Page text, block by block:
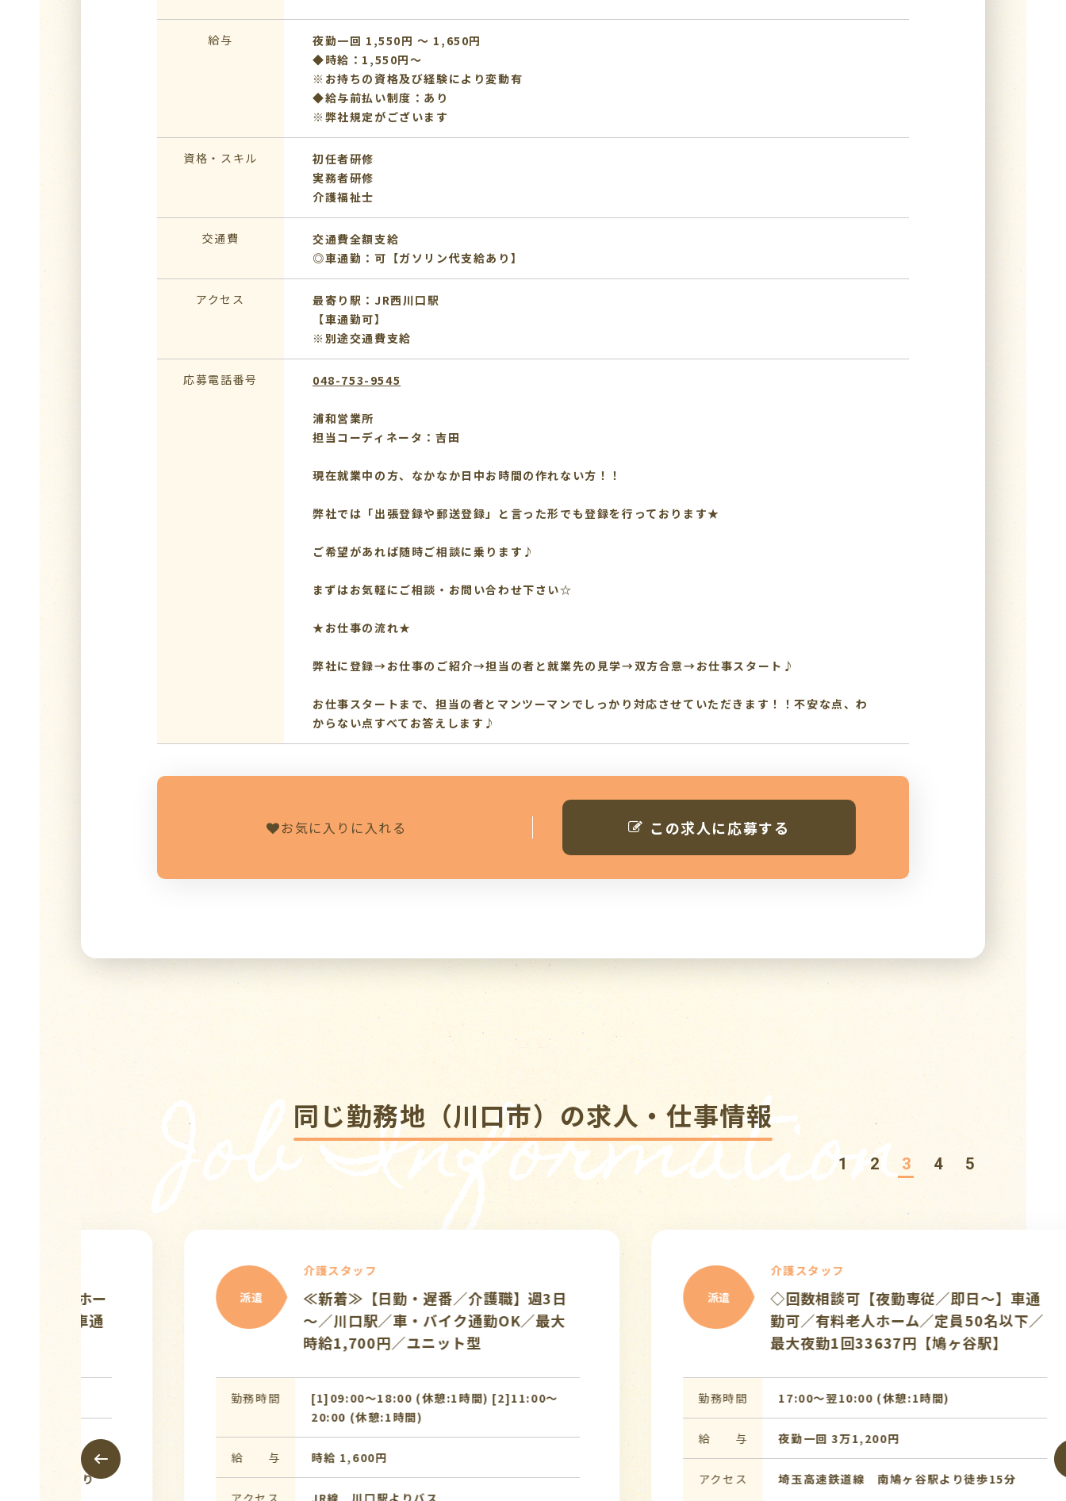
給与
夜勤一回 1,550円 〜 1,650円
◆時給：1,550円～
※お持ちの資格及び経験により変動有
◆給与前払い制度：あり
※弊社規定がございます
資格・スキル
初任者研修
実務者研修
介護福祉士
交通費
交通費全額支給
◎車通勤：可【ガソリン代支給あり】
アクセス
最寄り駅：JR西川口駅
【車通勤可】
※別途交通費支給
応募電話番号 048-753-9545
浦和営業所
担当コーディネータ：吉田
現在就業中の方、なかなか日中お時間の作れない方！！
弊社では「出張登録や郵送登録」と言った形でも登録を行っております★
ご希望があれば随時ご相談に乗ります♪
まずはお気軽にご相談・お問い合わせ下さい☆
★お仕事の流れ★
弊社に登録→お仕事のご紹介→担当の者と就業先の見学→双方合意→お仕事スタート♪
お仕事スタートまで、担当の者とマンツーマンでしっかり対応させていただきます！！不安な点、わ
からない点すべてお答えします♪
お気に入りに入れる この求人に応募する
Job Information
同じ勤務地（川口市）の求人・仕事情報
介護スタッフ
◇回数相談可【夜勤専従／即日～】車通
勤可／有料老人ホーム／定員50名以下／
最大夜勤1回33637円【鳩ヶ谷駅】
勤務時間 17:00〜翌10:00 (休憩:1時間)
給 与 夜勤一回 3万1,200円
アクセス 埼玉高速鉄道線 南鳩ヶ谷駅より徒歩15分
介護スタッフ
JR京浜東北線「川口駅」より徒歩21分
（川口市宮町）♪車・バイク通勤OK☆
最大時給1,700円☆有料老人ホームにて
[1]07:00〜16:00 (休憩:1時間) [2]09:00〜
18:00 (休憩:1時間) [3]10:00〜19:00 (休
憩:1時間)
1 2 3 4 5